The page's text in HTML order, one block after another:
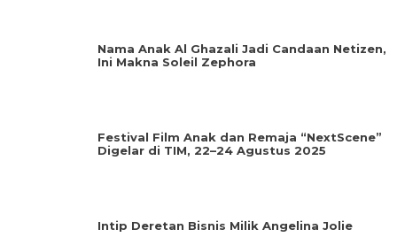
Nama Anak Al Ghazali Jadi Candaan Netizen,
Ini Makna Soleil Zephora
Festival Film Anak dan Remaja “NextScene”
Digelar di TIM, 22–24 Agustus 2025
Intip Deretan Bisnis Milik Angelina Jolie